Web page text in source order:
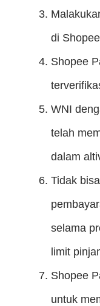
di
Shopee
WNI
telah
dalam
Tidak
selama
limit
Shopee
untuk